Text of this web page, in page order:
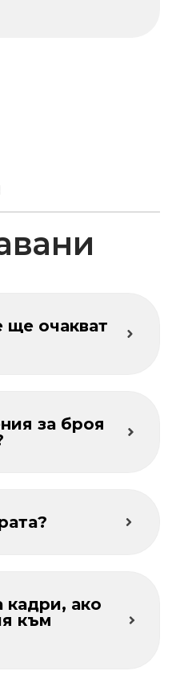
ще очакват
за броя
кадри, ако
към